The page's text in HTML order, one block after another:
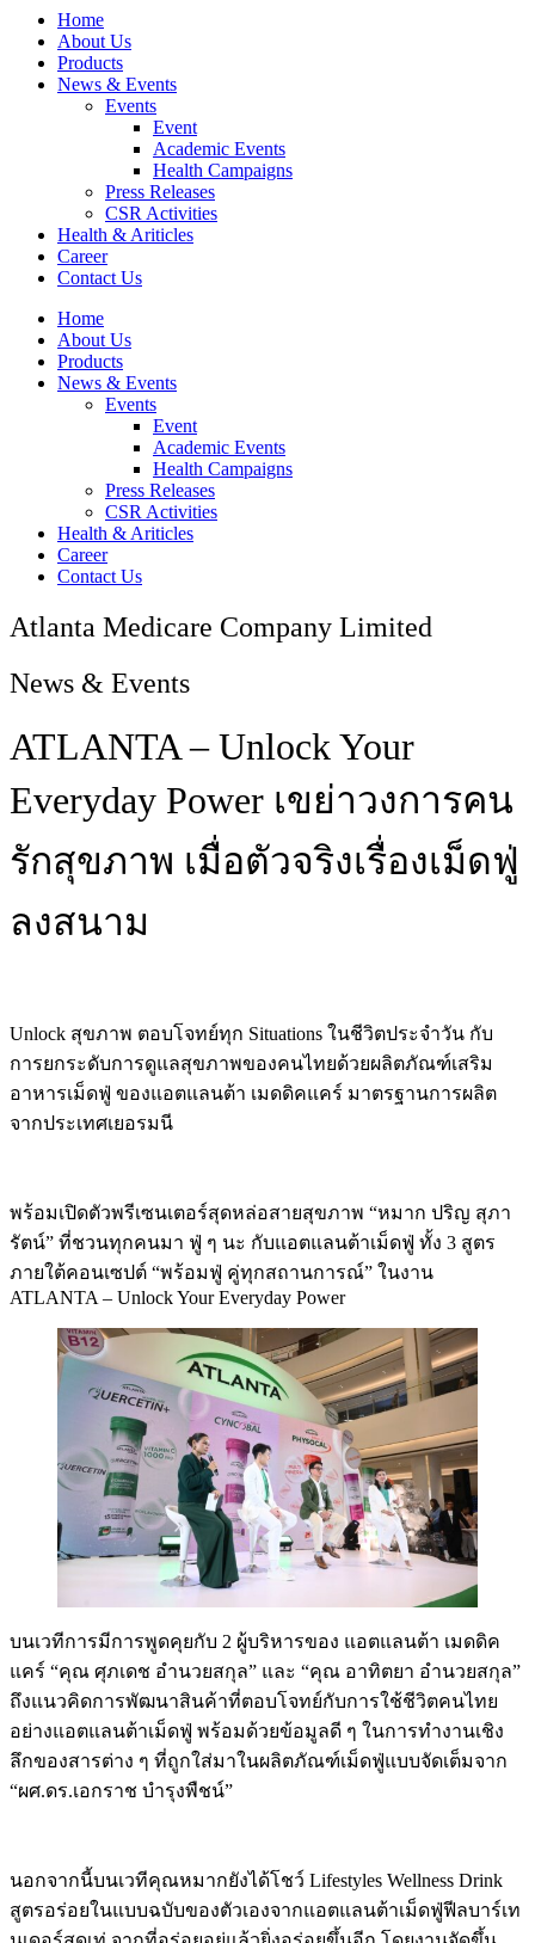
Home
About Us
Products
News & Events
Events
Event
Academic Events
Health Campaigns
Press Releases
CSR Activities
Health & Ariticles
Career
Contact Us
Home
About Us
Products
News & Events
Events
Event
Academic Events
Health Campaigns
Press Releases
CSR Activities
Health & Ariticles
Career
Contact Us
Atlanta Medicare Company Limited
News & Events
ATLANTA – Unlock Your
Everyday Power เขย่าวงการคน
รักสุขภาพ เมื่อตัวจริงเรื่องเม็ดฟู่
ลงสนาม
Unlock สุขภาพ ตอบโจทย์ทุก Situations ในชีวิตประจำวัน กับ
การยกระดับการดูแลสุขภาพของคนไทยด้วยผลิตภัณฑ์เสริม
อาหารเม็ดฟู่ ของแอตแลนต้า เมดดิคแคร์ มาตรฐานการผลิต
จากประเทศเยอรมนี
พร้อมเปิดตัวพรีเซนเตอร์สุดหล่อสายสุขภาพ “หมาก ปริญ สุภา
รัตน์” ที่ชวนทุกคนมา ฟู่ ๆ นะ กับแอตแลนต้าเม็ดฟู่ ทั้ง 3 สูตร
ภายใต้คอนเซปต์ “พร้อมฟู่ คู่ทุกสถานการณ์” ในงาน
ATLANTA – Unlock Your Everyday Power
บนเวทีการมีการพูดคุยกับ 2 ผู้บริหารของ แอตแลนต้า เมดดิค
แคร์ “คุณ ศุภเดช อำนวยสกุล” และ “คุณ อาทิตยา อำนวยสกุล”
ถึงแนวคิดการพัฒนาสินค้าที่ตอบโจทย์กับการใช้ชีวิตคนไทย
อย่างแอตแลนต้าเม็ดฟู่ พร้อมด้วยข้อมูลดี ๆ ในการทำงานเชิง
ลึกของสารต่าง ๆ ที่ถูกใส่มาในผลิตภัณฑ์เม็ดฟู่แบบจัดเต็มจาก
“ผศ.ดร.เอกราช บำรุงพืชน์”
นอกจากนี้บนเวทีคุณหมากยังได้โชว์ Lifestyles Wellness Drink
สูตรอร่อยในแบบฉบับของตัวเองจากแอตแลนต้าเม็ดฟู่ฟีลบาร์เท